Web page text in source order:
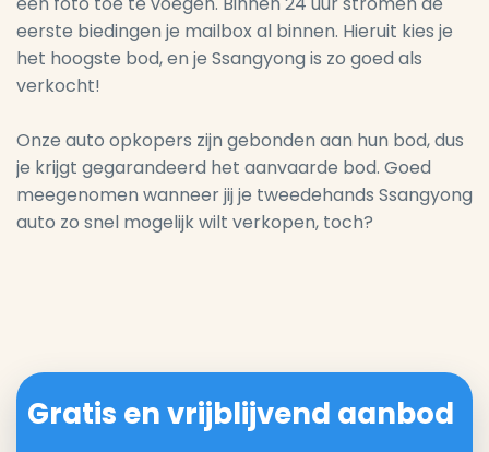
eerste biedingen je mailbox al binnen. Hieruit kies je
het hoogste bod, en je Ssangyong is zo goed als
verkocht!
Onze auto opkopers zijn gebonden aan hun bod, dus
je krijgt gegarandeerd het aanvaarde bod. Goed
meegenomen wanneer jij je tweedehands Ssangyong
auto zo snel mogelijk wilt verkopen, toch?
Gratis en vrijblijvend aanbod